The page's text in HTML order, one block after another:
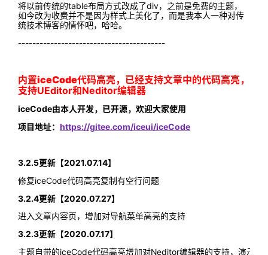
将以前传统的table布局方式改成了div，之前是免费的主题，
如今改为收费并不是因为样式上美化了，而是我本人一种对传
统技术博客的情怀吧，哈哈。
-----------------------------------------
内置iceCode代码高亮， 已经支持文章中的代码高亮，
支持UEditor和Neditor编辑器
iceCode由本人开发，已开源，欢迎大家使用
项目地址： https://gitee.com/iceui/iceCode
3.2.5更新【2021.07.14】
修复iceCode代码高亮复制有空行问题
3.2.4更新【2020.07.27】
进入文章内容页，增加对导航菜单高亮的支持
3.2.3更新【2020.07.17】
主题自带的iceCode代码高亮增加对Neditor编辑器的支持，演示地